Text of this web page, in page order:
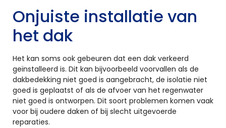
Onjuiste installatie van
het dak
Het kan soms ook gebeuren dat een dak verkeerd
geïnstalleerd is. Dit kan bijvoorbeeld voorvallen als de
dakbedekking niet goed is aangebracht, de isolatie niet
goed is geplaatst of als de afvoer van het regenwater
niet goed is ontworpen. Dit soort problemen komen vaak
voor bij oudere daken of bij slecht uitgevoerde
reparaties.